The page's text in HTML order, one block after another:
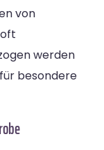
von
werden
besondere